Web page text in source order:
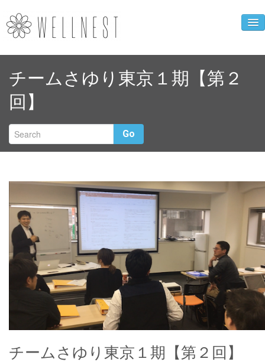
企業ニュース
人財育成事業
WELLNEST診断
お母さんの心得
クローバーカフェ
チームさゆり東京１期【第２
回】
Go
チームさゆり東京１期【第２回】